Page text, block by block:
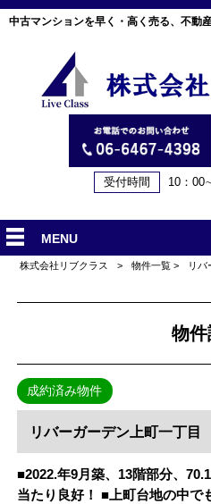
中古マンションを早く・高く売る、不動
受付時間 10：
MENU
株式会社リブクラス > 物件一覧 > リバ
物件
成約済み物件
リバーガーデン上町一丁目
■2022.年9月築、13階部分、
当たり良好！ ■上町台地の中で